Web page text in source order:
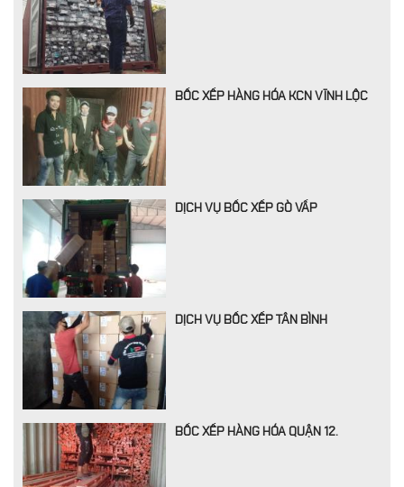
BỐC XẾP HÀNG HÓA KCN VĨNH LỘC
DỊCH VỤ BỐC XẾP GÒ VẤP
DỊCH VỤ BỐC XẾP TÂN BÌNH
BỐC XẾP HÀNG HÓA QUẬN 12.